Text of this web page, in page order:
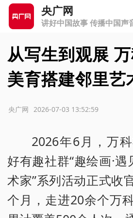
央广网
讲好中国故事 传播中国声
从写生到观展
美育搭建邻里艺
2026-07-03 13:52:59
央广网
2026年6月，万
好有趣社群“趣绘画·
术家”系列活动正式收
个月，走进20余个万